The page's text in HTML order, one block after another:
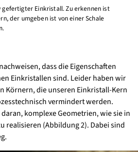
Einkristall. Zu erkennen ist
der umgeben ist von einer Schale
dass die Eigenschaften
Einkristallen sind. Leider haben wir
Körnern, die unseren Einkristall-Kern
vermindert werden.
komplexe Geometrien, wie sie in
realisieren (Abbildung 2). Dabei sind